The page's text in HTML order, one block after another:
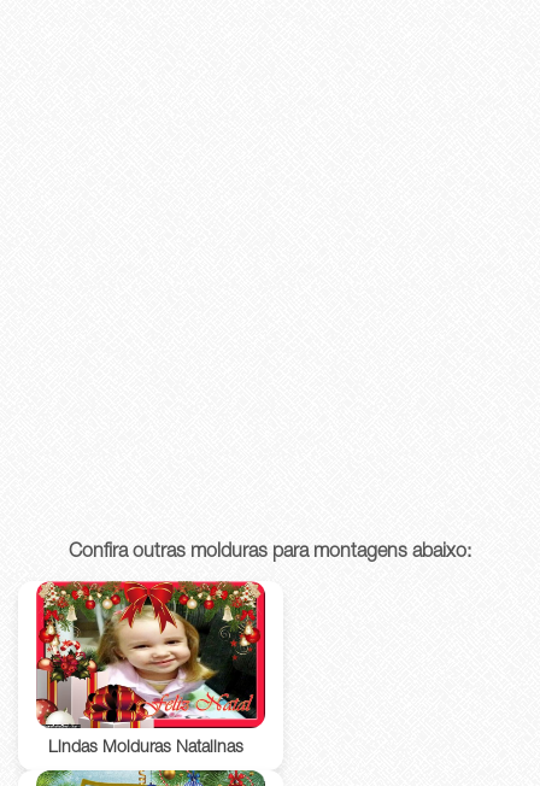
Confira outras molduras para montagens abaixo:
Lindas Molduras Natalinas